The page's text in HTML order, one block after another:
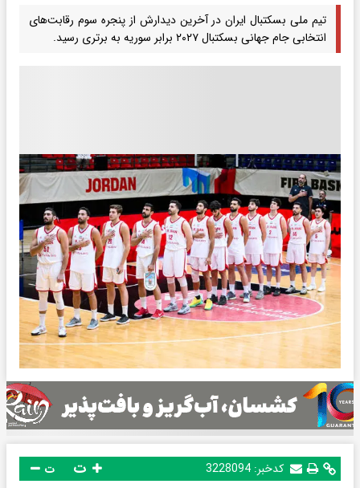
تیم ملی بسکتبال ایران در آخرین دیدارش از پنجره سوم رقابت‌های
انتخابی جام جهانی بسکتبال ۲۰۲۷ برابر سوریه به برتری رسید.
کدخبر: 3228094 ت